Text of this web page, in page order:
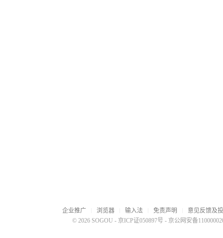
企业推广 浏览器 输入法 免责声明
意见反馈及
© 2026 SOGOU - 京ICP证050897号 - 京公网安备